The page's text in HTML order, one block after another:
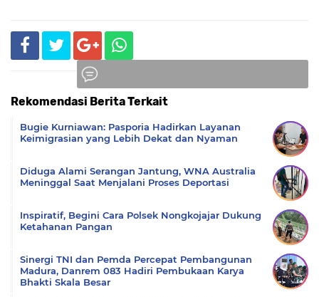
Rekomendasi Berita Terkait
Bugie Kurniawan: Pasporia Hadirkan Layanan
Keimigrasian yang Lebih Dekat dan Nyaman
Diduga Alami Serangan Jantung, WNA Australia
Meninggal Saat Menjalani Proses Deportasi
Inspiratif, Begini Cara Polsek Nongkojajar Dukung
Ketahanan Pangan
Sinergi TNI dan Pemda Percepat Pembangunan
Madura, Danrem 083 Hadiri Pembukaan Karya
Bhakti Skala Besar